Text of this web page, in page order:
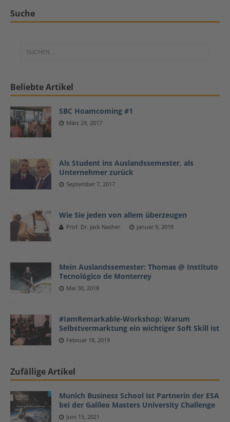
Suche
Beliebte Artikel
SBC Hoamcoming #1
März 29, 2017
Als Student ins Auslandssemester, als
Unternehmer zurück
September 7, 2017
Wie Sie jeden von allem überzeugen
Prof. Dr. Jack Nasher Januar 9, 2018
Mein Auslandssemester: Thomas @ Instituto
Tecnológico de Monterrey
Mai 30, 2018
#IamRemarkable-Workshop: Warum
Selbstvermarktung ein wichtiger Soft Skill ist
Februar 18, 2019
Zufällige Artikel
Munich Business School ist Partnerin der ESA
bei der Galileo Masters University Challenge
Juni 15, 2021